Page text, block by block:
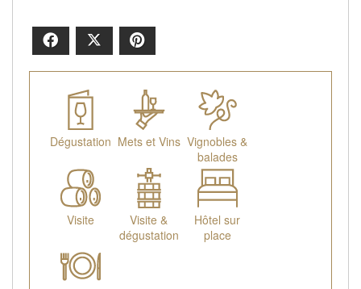
Facebook
Dégustation Mets et Vins Vignobles &
balades
Visite
Visite &
dégustation
Hôtel sur
place